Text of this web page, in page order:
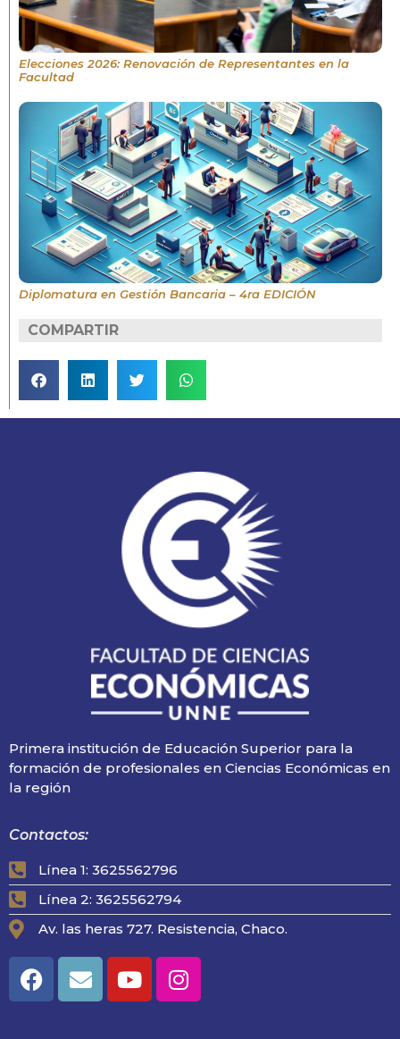
Elecciones 2026: Renovación de Representantes en la
Facultad
Diplomatura en Gestión Bancaria – 4ra EDICIÓN
COMPARTIR
Primera institución de Educación Superior para la
formación de profesionales en Ciencias Económicas en
la región
Contactos:
Línea 1: 3625562796
Línea 2: 3625562794
Av. las heras 727. Resistencia, Chaco.